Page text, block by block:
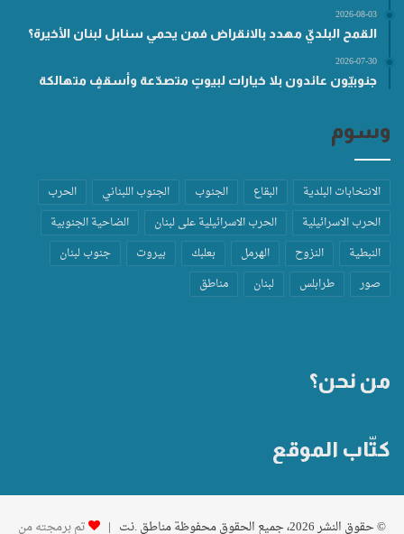
2026-08-03
القمح البلديّ مهدد بالانقراض فمن يحمي سنابل لبنان الأخيرة؟
2026-07-30
جنوبيّون عائدون بلا خيارات لبيوتٍ متصدّعة وأسقفٍ متهالكة
وسوم
الانتخابات البلدية البقاع الجنوب الجنوب اللبناني
الحرب
الحرب الاسرائيلية
الحرب الاسرائيلية على لبنان
الضاحية الجنوبية
النبطية
النزوح الهرمل بعلبك بيروت
جنوب لبنان
صور
طرابلس لبنان مناطق
من نحن؟
كتّاب الموقع
© حقوق النشر 2026، جميع الحقوق محفوظة مناطق .نت | تم برمجته من